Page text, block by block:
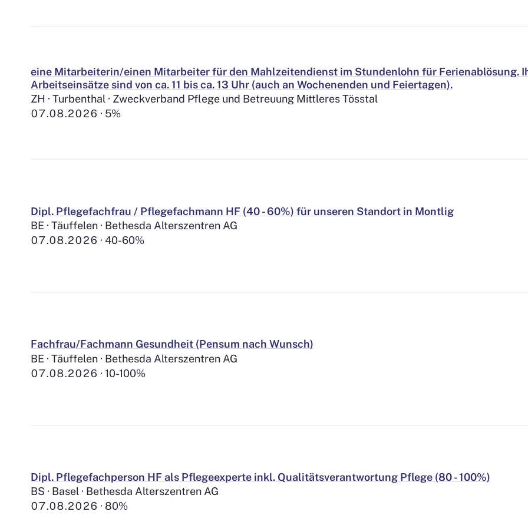
eine Mitarbeiterin/einen Mitarbeiter für den Mahlzeitendienst im Stundenlohn für Ferienablösung.
Arbeitseinsätze sind von ca. 11 bis ca. 13 Uhr (auch an Wochenenden und Feiertagen).
ZH · Turbenthal · Zweckverband Pflege und Betreuung Mittleres Tösstal
07.08.2026
5%
Dipl. Pflegefachfrau / Pflegefachmann HF (40 - 60%) für unseren Standort in Montlig
BE · Täuffelen · Bethesda Alterszentren AG
07.08.2026
40-60%
Fachfrau/Fachmann Gesundheit (Pensum nach Wunsch)
BE · Täuffelen · Bethesda Alterszentren AG
07.08.2026
10-100%
Dipl. Pflegefachperson HF als Pflegeexperte inkl. Qualitätsverantwortung Pflege (80 - 100%)
BS · Basel · Bethesda Alterszentren AG
07.08.2026
80%